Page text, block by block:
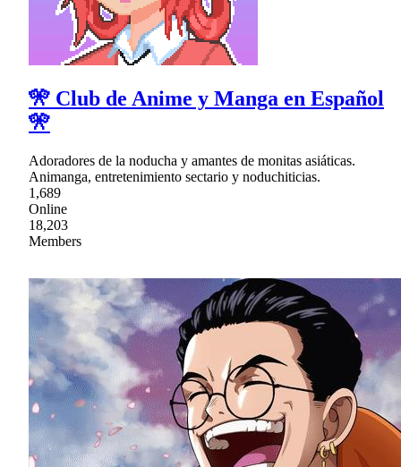
🎌 Club de Anime y Manga en Español
🎌
Adoradores de la noducha y amantes de monitas asiáticas.
Animanga, entretenimiento sectario y noduchiticias.
1,689
Online
18,203
Members